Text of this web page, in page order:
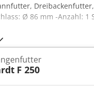
Ø 86 mm -Anzahl: 1
F 250